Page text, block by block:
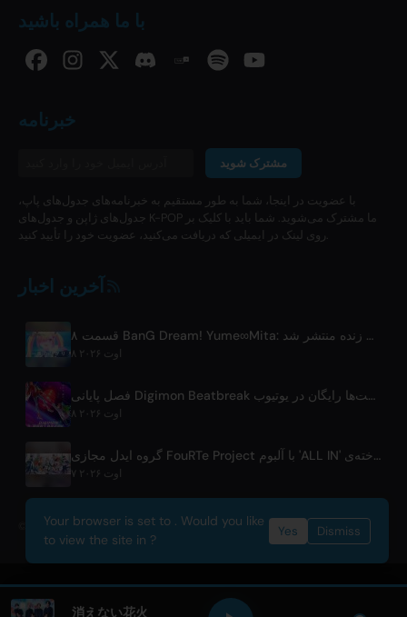
با ما همراه باشید
خبرنامه
مشترک شوید
با عضویت در اینجا، شما به طور مستقیم به خبرنامه‌های جدول‌های پاپ،
جدول‌های ژاپن و جدول‌های K-POP ما مشترک می‌شوید. شما باید با کلیک بر
روی لینک در ایمیلی که دریافت می‌کنید، عضویت خود را تأیید کنید.
آخرین اخبار
قسمت ۸ BanG Dream! Yume∞Mita: کلیپ اجرای زنده منتشر شد
۸ اوت ۲۰۲۶
فصل پایانی Digimon Beatbreak در 9 اوت پخش می‌شود، دسته‌ای از قسمت‌ها رایگان در یوتیوب
۸ اوت ۲۰۲۶
گروه ایدل مجازی FouRTe Project با آلبوم 'ALL IN' ساخته‌ی ☆Taku Takahashi از m-flo فعالیت خود را آغاز کرد
۷ اوت ۲۰۲۶
© 2026 OnlyHit. All rights reserved. - Metadata provided byACRCloud
消えない花火
Your browser is set to . Would you like
to view the site in ?
Yes Dismiss